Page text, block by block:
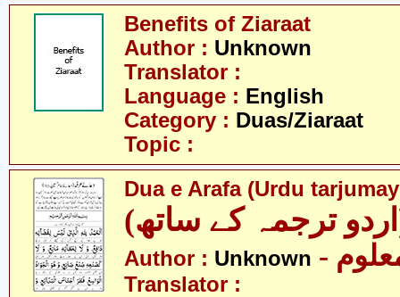
Benefits of Ziaraat
Author : Unknown
Translator :
Language : English
Category : Duas/Ziaraat
Topic :
Dua e Arafa (Urdu
ترجمہ کے ساتھ)
Author : Unknown معلوم
Translator :